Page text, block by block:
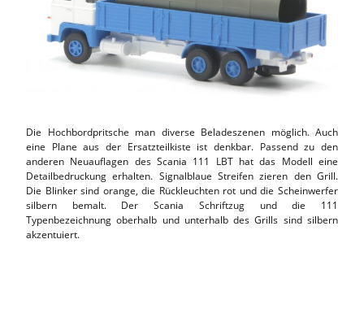
Die Hochbordpritsche man diverse Beladeszenen möglich. Auch
eine Plane aus der Ersatzteilkiste ist denkbar. Passend zu den
anderen Neuauflagen des Scania 111 LBT hat das Modell eine
Detailbedruckung erhalten. Signalblaue Streifen zieren den Grill.
Die Blinker sind orange, die Rückleuchten rot und die Scheinwerfer
silbern bemalt. Der Scania Schriftzug und die 111
Typenbezeichnung oberhalb und unterhalb des Grills sind silbern
akzentuiert.